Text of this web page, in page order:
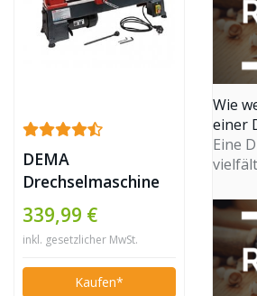
DEMA
Drechselmaschine
DM 450
339,99 €
inkl. gesetzlicher MwSt.
Kaufen*
Wie
einer
Eine